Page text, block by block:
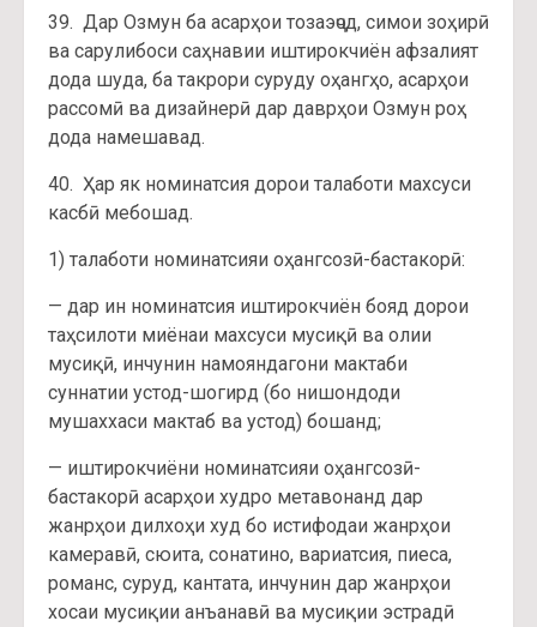
39. Дар Озмун ба асарҳои тозаэҷод, симои зоҳирӣ
ва сарулибоси саҳнавии иштирокчиён афзалият
дода шуда, ба такрори суруду оҳангҳо, асарҳои
рассомӣ ва дизайнерӣ дар даврҳои Озмун роҳ
дода намешавад.
40. Ҳар як номинатсия дорои талаботи махсуси
касбӣ мебошад.
1) талаботи номинатсияи оҳангсозӣ-бастакорӣ:
— дар ин номинатсия иштирокчиён бояд дорои
таҳсилоти миёнаи махсуси мусиқӣ ва олии
мусиқӣ, инчунин намояндагони мактаби
суннатии устод-шогирд (бо нишондоди
мушаххаси мактаб ва устод) бошанд;
— иштирокчиёни номинатсияи оҳангсозӣ-
бастакорӣ асарҳои худро метавонанд дар
жанрҳои дилхоҳи худ бо истифодаи жанрҳои
камеравӣ, сюита, сонатино, вариатсия, пиеса,
романс, суруд, кантата, инчунин дар жанрҳои
хосаи мусиқии анъанавӣ ва мусиқии эстрадӣ